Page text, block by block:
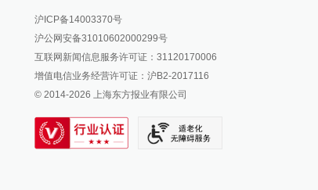
澎湃新闻公众号
澎湃新闻抖音号
派生万物开放平台
IP SHANGHAI
SIXTH TONE
报料邮箱: news@thepaper.cn
沪ICP备14003370号
沪公网安备31010602000299号
互联网新闻信息服务许可证：31120170006
增值电信业务经营许可证：沪B2-2017116
© 2014-2026 上海东方报业有限公司